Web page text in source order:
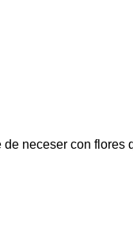
neceser con flores